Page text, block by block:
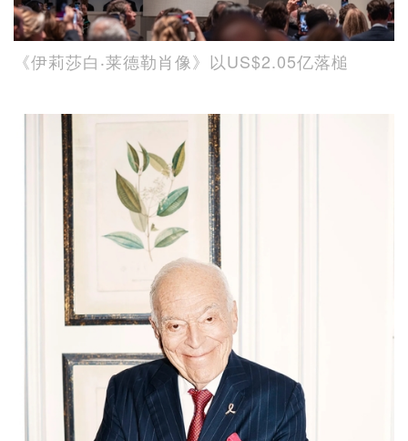
《伊莉莎白‧莱德勒肖像》以US$2.05亿落槌